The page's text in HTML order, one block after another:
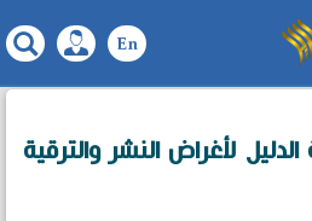
لأغراض النشر والترقية